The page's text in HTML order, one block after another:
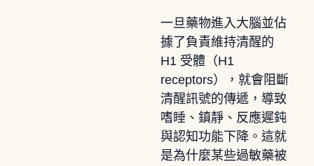
一旦藥物進入大腦並佔
據了負責維持清醒的
H1 受體（H1
receptors），就會阻斷
清醒訊號的傳遞，導致
嗜睡、鎮靜、反應遲鈍
與認知功能下降。這就
是為什麼某些過敏藥被